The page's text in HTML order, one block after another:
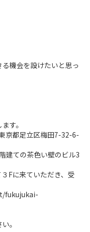
機会を設けたいと思っ
す。
京都足立区梅田7-32-6-
建ての茶色い壁のビル3
Fに来ていただき、受
fukujukai-
。